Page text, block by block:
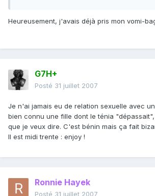
Heureusement, j'avais déjà pris mon vomi-
G7H+
Posté 31 juillet 2007
Je n'ai jamais eu de relation sexuelle avec
bien connu une fille dont le ténia
que je veux dire. C'est bénin mais ça fait
Il est midi trente : enjoy !
Ronnie Hayek
Posté 31 juillet 2007